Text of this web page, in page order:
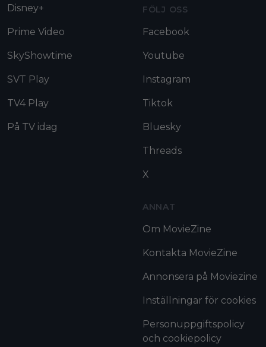
Disney+
Prime Video
SkyShowtime
SVT Play
TV4 Play
På TV idag
FÖLJ OSS
Facebook
Youtube
Instagram
Tiktok
Bluesky
Threads
X
ANNAT
Om MovieZine
Kontakta MovieZine
Annonsera på Moviezine
Inställningar för cookies
Personuppgiftspolicy
och cookiepolicy